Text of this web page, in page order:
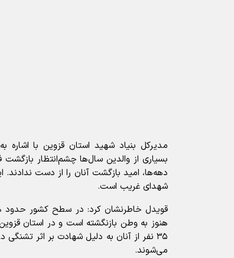
مدیرکل بنیاد شهید استان قزوین با
بسیاری از والدین سال‌ها چشم‌انتظار
دهه‌ها، امید بازگشت آنان را از دست ندادند.
شهدای غریب است.
قویدل خاطرنشان کرد: در سطح کشور حدود
۳۵ نفر از آنان به دلیل شهادت بر اثر
می‌شوند.